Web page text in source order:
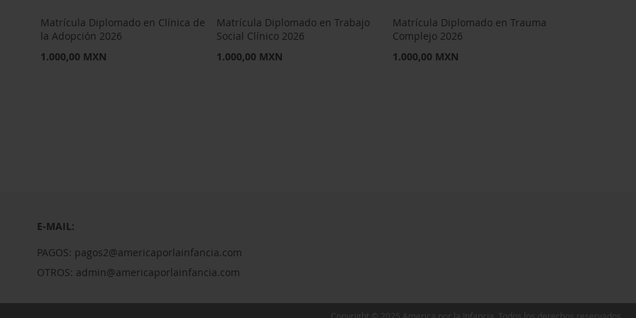
Matrícula Diplomado en Clínica de
la Adopción 2026
1.000,00 MXN
Matrícula Diplomado en Trabajo
Social Clínico 2026
1.000,00 MXN
Matrícula Diplomado en Trauma
Complejo 2026
1.000,00 MXN
E-MAIL:
PAGOS: pagos2@americaporlainfancia.com
OTROS: admin@americaporlainfancia.com